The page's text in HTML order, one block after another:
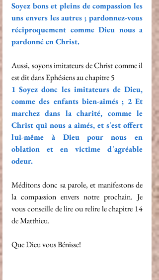
Soyez bons et pleins de compassion les
uns envers les autres ; pardonnez-vous
réciproquement comme Dieu nous a
pardonné en Christ.
Aussi, soyons imitateurs de Christ comme il
est dit dans Ephésiens au chapitre 5
1 Soyez donc les imitateurs de Dieu,
comme des enfants bien-aimés ; 2 Et
marchez dans la charité, comme le
Christ qui nous a aimés, et s'est offert
lui-même à Dieu pour nous en
oblation et en victime d'agréable
odeur.
Méditons donc sa parole, et manifestons de
la compassion envers notre prochain. Je
vous conseille de lire ou relire le chapitre 14
de Matthieu.
Que Dieu vous Bénisse!